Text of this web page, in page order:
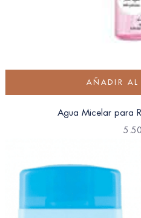
AÑADIR AL
Agua Micelar para
5.50